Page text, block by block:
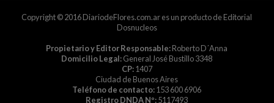
Copyright © 2016 DiariodeFlores.com.ar es un producto de Editorial
Dosnucleos
Propietario y Editor Responsable:Roberto D´Anna
Domicilio Legal:General José Bustillo 3348
CP:1407
Ciudad de Buenos Aires
Teléfono de contacto:153 600 6906
Registro DNDA Nº:5117493